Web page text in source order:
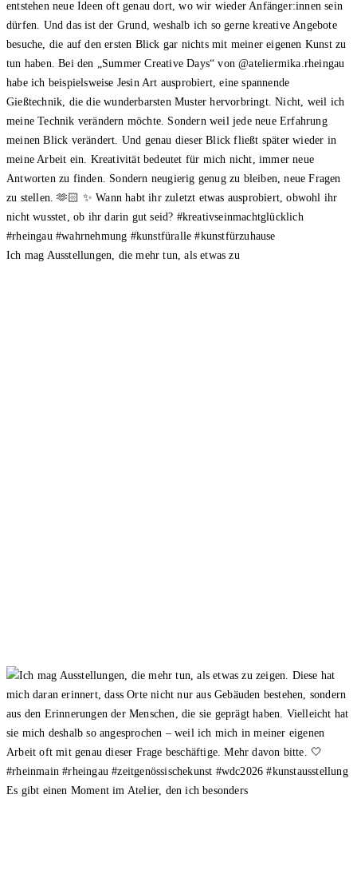
Ich mag Ausstellungen, die mehr tun, als etwas zu
Es gibt einen Moment im Atelier, den ich besonders